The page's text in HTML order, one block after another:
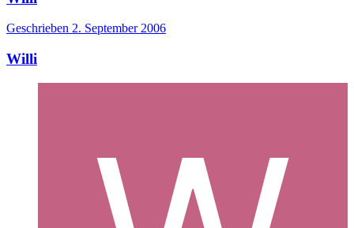
Geschrieben 2. September 2006
Willi